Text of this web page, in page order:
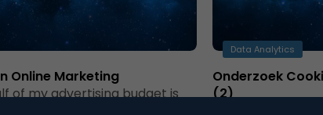
Online Marketing
of my advertising budget is
sure which half” (Lord
Data Analytics
Onderzoek
(2)